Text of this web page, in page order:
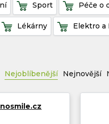
Sport Péče o
Lékárny Elektro a
Nejoblíbenější Nejnovější